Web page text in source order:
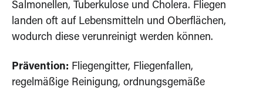
Salmonellen, Tuberkulose und Cholera. Fliegen
landen oft auf Lebensmitteln und Oberflächen,
wodurch diese verunreinigt werden können.
Prävention: Fliegengitter, Fliegenfallen,
regelmäßige Reinigung, ordnungsgemäße